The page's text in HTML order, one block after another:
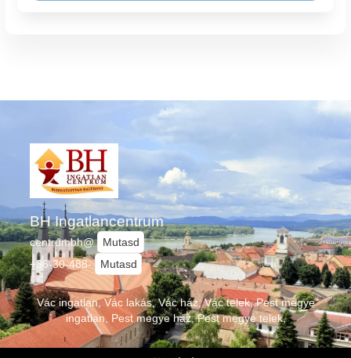
BH Ingatlancentrum
centrumbh@
Mutasd
+36-30-488-
Mutasd
Vác ingatlan, Vác lakás, Vác ház, Vác telek, Pest megye
ingatlan, Pest megye ház, Pest megye telek,